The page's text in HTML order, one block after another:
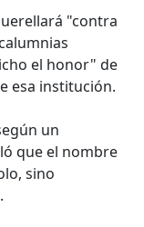
"contra
el honor" de
esa institución.
un
que el nombre
sino